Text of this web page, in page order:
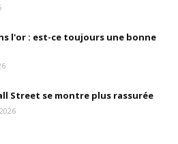
l'or : est-ce toujours une bonne
Street se montre plus rassurée